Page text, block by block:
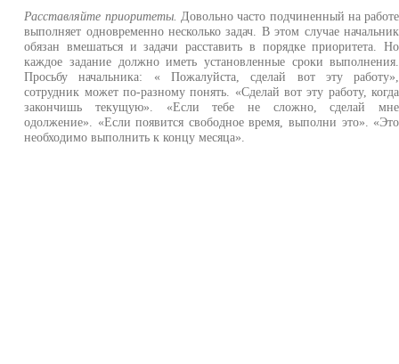
Расставляйте приоритеты. Довольно часто подчиненный на работе
выполняет одновременно несколько задач. В этом случае начальник
обязан вмешаться и задачи расставить в порядке приоритета. Но
каждое задание должно иметь установленные сроки выполнения.
Просьбу начальника: « Пожалуйста, сделай вот эту работу»,
сотрудник может по-разному понять. «Сделай вот эту работу, когда
закончишь текущую». «Если тебе не сложно, сделай мне
одолжение». «Если появится свободное время, выполни это». «Это
необходимо выполнить к концу месяца».